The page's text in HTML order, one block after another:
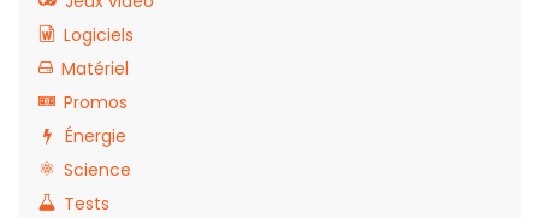
Logiciels
Matériel
Promos
Énergie
Science
Tests